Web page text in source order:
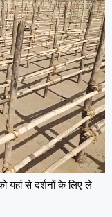
यहां से दर्शनों के लिए ले